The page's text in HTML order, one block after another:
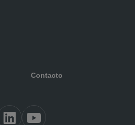
Contacto